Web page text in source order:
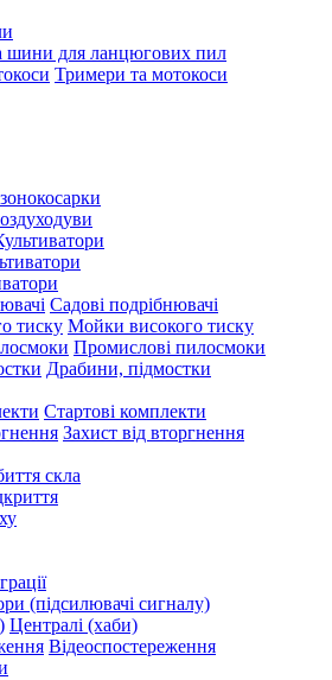
шини для ланцюгових пил
Тримери та мотокоси
Садові подрібнювачі
Мойки високого тиску
Промислові пилосмоки
Драбини, підмостки
Стартові комплекти
Захист від вторгнення
скла
(підсилювачі сигналу)
Централі (хаби)
Відеоспостереження